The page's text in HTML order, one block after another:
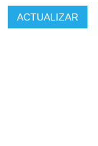
ACTUALIZAR